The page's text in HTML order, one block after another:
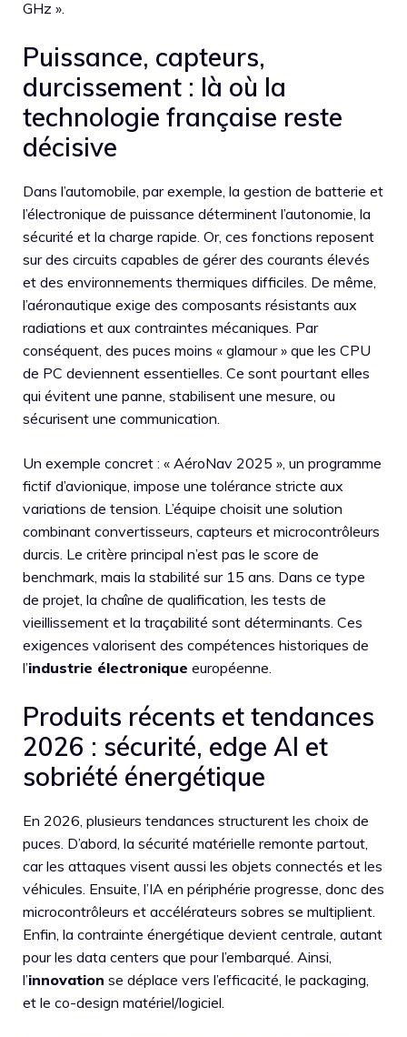
GHz ».
Puissance, capteurs,
durcissement : là où la
technologie française reste
décisive
Dans l’automobile, par exemple, la gestion de batterie et
l’électronique de puissance déterminent l’autonomie, la
sécurité et la charge rapide. Or, ces fonctions reposent
sur des circuits capables de gérer des courants élevés
et des environnements thermiques difficiles. De même,
l’aéronautique exige des composants résistants aux
radiations et aux contraintes mécaniques. Par
conséquent, des puces moins « glamour » que les CPU
de PC deviennent essentielles. Ce sont pourtant elles
qui évitent une panne, stabilisent une mesure, ou
sécurisent une communication.
Un exemple concret : « AéroNav 2025 », un programme
fictif d’avionique, impose une tolérance stricte aux
variations de tension. L’équipe choisit une solution
combinant convertisseurs, capteurs et microcontrôleurs
durcis. Le critère principal n’est pas le score de
benchmark, mais la stabilité sur 15 ans. Dans ce type
de projet, la chaîne de qualification, les tests de
vieillissement et la traçabilité sont déterminants. Ces
exigences valorisent des compétences historiques de
l’industrie électronique européenne.
Produits récents et tendances
2026 : sécurité, edge AI et
sobriété énergétique
En 2026, plusieurs tendances structurent les choix de
puces. D’abord, la sécurité matérielle remonte partout,
car les attaques visent aussi les objets connectés et les
véhicules. Ensuite, l’IA en périphérie progresse, donc des
microcontrôleurs et accélérateurs sobres se multiplient.
Enfin, la contrainte énergétique devient centrale, autant
pour les data centers que pour l’embarqué. Ainsi,
l’innovation se déplace vers l’efficacité, le packaging,
et le co-design matériel/logiciel.